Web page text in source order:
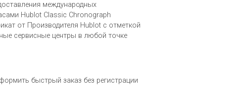
международных
Hublot Classic Chronograph
от Производителя Hublot c отметкой
сервисные центры в любой точке
быстрый заказ без регистрации